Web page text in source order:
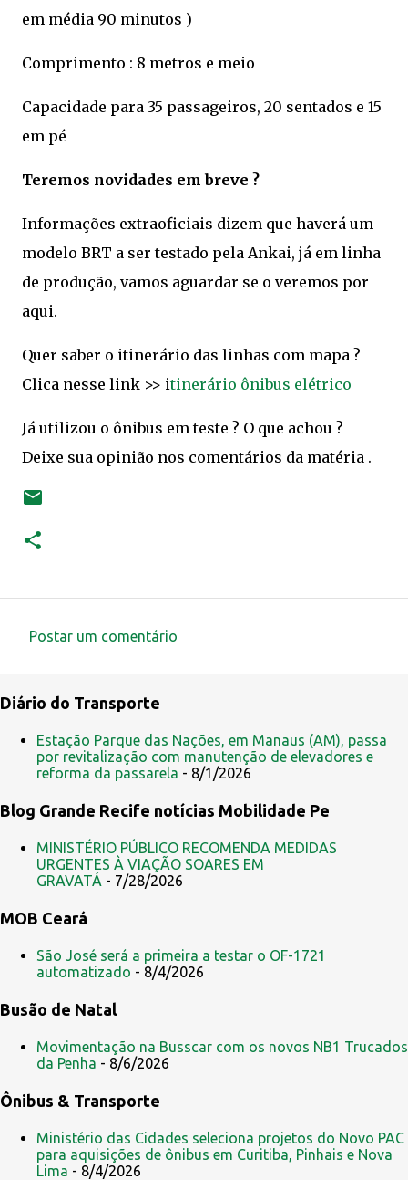
em média 90 minutos )
Comprimento : 8 metros e meio
Capacidade para 35 passageiros, 20 sentados e 15
em pé
Teremos novidades em breve ?
Informações extraoficiais dizem que haverá um
modelo BRT a ser testado pela Ankai, já em linha
de produção, vamos aguardar se o veremos por
aqui.
Quer saber o itinerário das linhas com mapa ?
Clica nesse link >> itinerário ônibus elétrico
Já utilizou o ônibus em teste ? O que achou ?
Deixe sua opinião nos comentários da matéria .
m
e
n
á
o
s
Postar um comentário
Diário do Transporte
Estação Parque das Nações, em Manaus (AM), passa
por revitalização com manutenção de elevadores e
reforma da passarela - 8/1/2026
Blog Grande Recife notícias Mobilidade Pe
MINISTÉRIO PÚBLICO RECOMENDA MEDIDAS
URGENTES À VIAÇÃO SOARES EM
GRAVATÁ - 7/28/2026
MOB Ceará
São José será a primeira a testar o OF-1721
automatizado - 8/4/2026
Busão de Natal
Movimentação na Busscar com os novos NB1 Trucados
da Penha - 8/6/2026
Ônibus & Transporte
Ministério das Cidades seleciona projetos do Novo PAC
para aquisições de ônibus em Curitiba, Pinhais e Nova
Lima - 8/4/2026